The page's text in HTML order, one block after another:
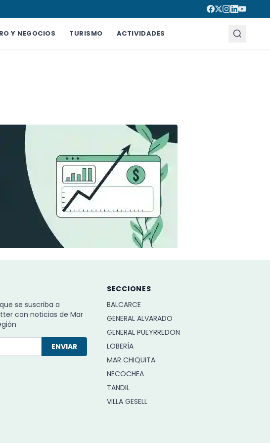
Y NEGOCIOS TURISMO ACTIVIDADES
se suscriba a
con noticias de Mar
ENVIAR
SECCIONES
BALCARCE
GENERAL ALVARADO
GENERAL PUEYRREDON
LOBERÍA
MAR CHIQUITA
NECOCHEA
TANDIL
VILLA GESELL